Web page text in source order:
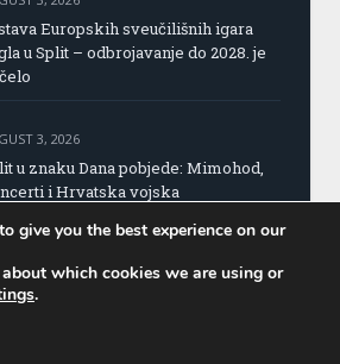
Europskih sveučilišnih igara
u Split – odbrojavanje do 2028. je
3, 2026
u znaku Dana pobjede: Mimohod,
i Hrvatska vojska
Portal Splita | Design by:
give you the best experience on our
which cookies we are using or
.